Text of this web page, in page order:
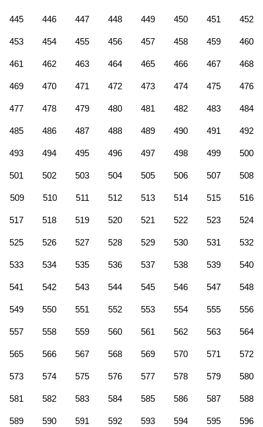
445 446 447 448 449 450 451 452
453 454 455 456 457 458 459 460
461 462 463 464 465 466 467 468
469 470 471 472 473 474 475 476
477 478 479 480 481 482 483 484
485 486 487 488 489 490 491 492
493 494 495 496 497 498 499 500
501 502 503 504 505 506 507 508
509 510 511 512 513 514 515 516
517 518 519 520 521 522 523 524
525 526 527 528 529 530 531 532
533 534 535 536 537 538 539 540
541 542 543 544 545 546 547 548
549 550 551 552 553 554 555 556
557 558 559 560 561 562 563 564
565 566 567 568 569 570 571 572
573 574 575 576 577 578 579 580
581 582 583 584 585 586 587 588
589 590 591 592 593 594 595 596